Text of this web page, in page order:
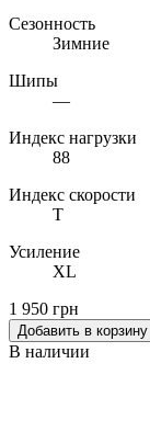
Сезонность
Зимние
Шипы
—
Индекс нагрузки
88
Индекс скорости
T
Усиление
XL
1 950 грн
Добавить в корзину
В наличии